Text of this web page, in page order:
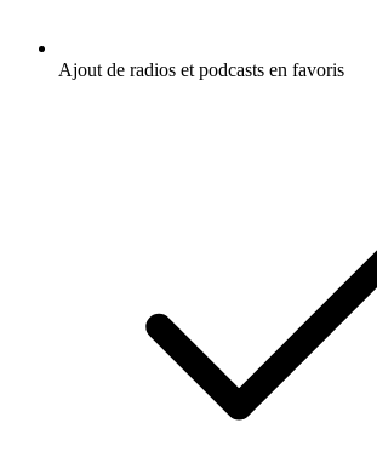
Ajout de radios et podcasts en favoris